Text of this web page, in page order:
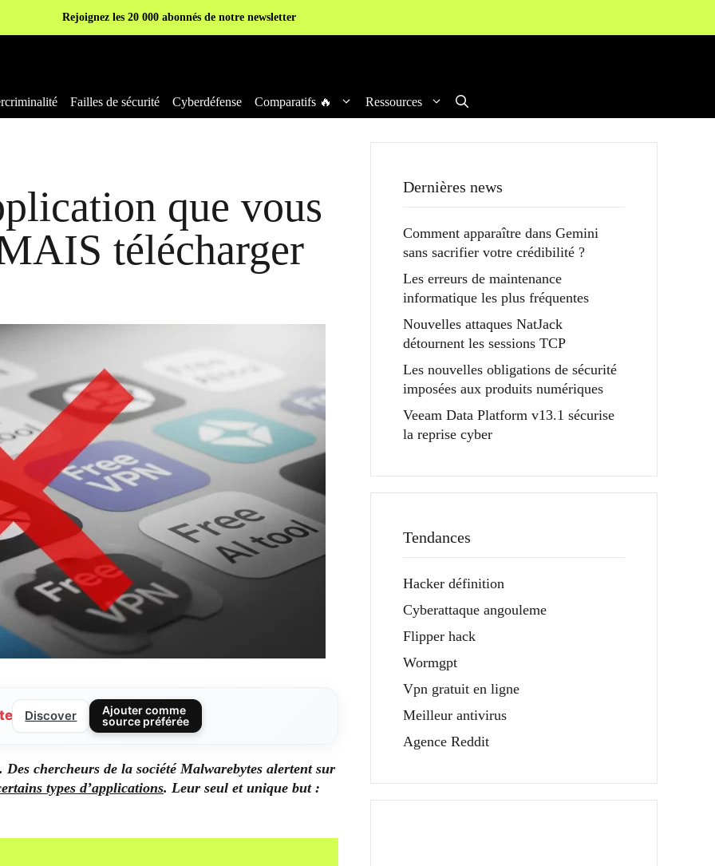
Rejoignez les 20 000 abonnés de notre newsletter
Failles de sécurité Cyberdéfense Comparatifs 🔥 Ressources
que vous
télécharger
Discover
Ajouter comme
source préférée
chercheurs de la société Malwarebytes alertent sur
types d’applications. Leur seul et unique but :
Dernières news
Comment apparaître dans Gemini
sans sacrifier votre crédibilité ?
Les erreurs de maintenance
informatique les plus fréquentes
Nouvelles attaques NatJack
détournent les sessions TCP
Les nouvelles obligations de sécurité
imposées aux produits numériques
Veeam Data Platform v13.1 sécurise
la reprise cyber
Tendances
Hacker définition
Cyberattaque angouleme
Flipper hack
Wormgpt
Vpn gratuit en ligne
Meilleur antivirus
Agence Reddit